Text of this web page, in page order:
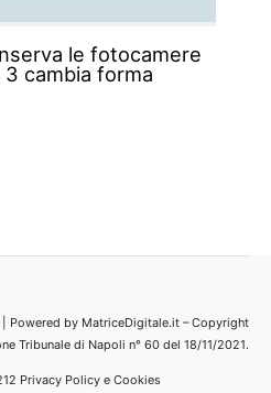
le fotocamere
cambia forma
by MatriceDigitale.it – Copyright
Tribunale di Napoli n° 60 del 18/11/2021.
Privacy Policy e Cookies